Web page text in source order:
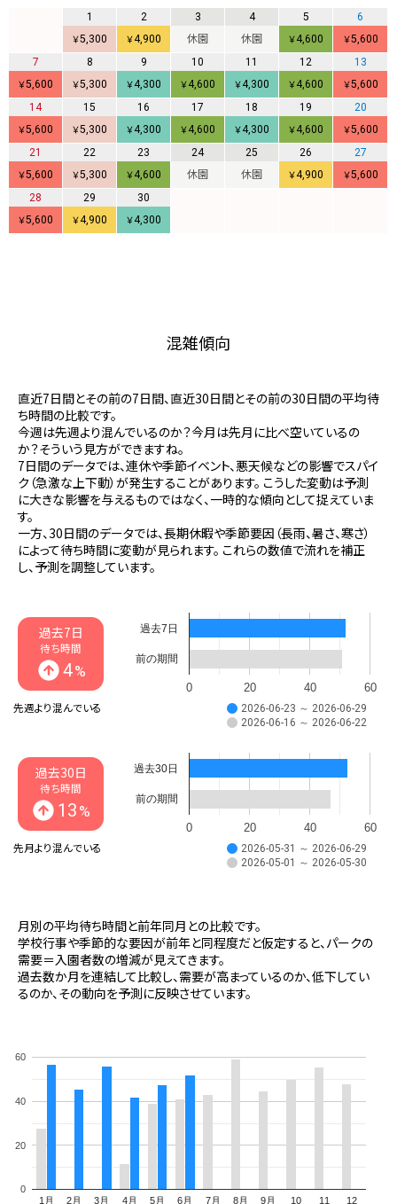
1
￥5,300
2
￥4,900
3
休園
4
休園
5
￥4,600
6
￥5,600
7
￥5,600
8
￥5,300
9
￥4,300
10
￥4,600
11
￥4,300
12
￥4,600
13
￥5,600
14
￥5,600
15
￥5,300
16
￥4,300
17
￥4,600
18
￥4,300
19
￥4,600
20
￥5,600
21
￥5,600
22
￥5,300
23
￥4,600
24
休園
25
休園
26
￥4,900
27
￥5,600
28
￥5,600
29
￥4,900
30
￥4,300
混雑傾向
直近7日間とその前の7日間、直近30日間とその前の30日間の平均待
ち時間の比較です。
今週は先週より混んでいるのか？今月は先月に比べ空いているの
か？そういう見方ができますね。
7日間のデータでは、連休や季節イベント、悪天候などの影響でスパイ
ク（急激な上下動）が発生することがあります。 こうした変動は予測
に大きな影響を与えるものではなく、一時的な傾向として捉えていま
す。
一方、30日間のデータでは、長期休暇や季節要因（長雨、暑さ、寒さ）
によって待ち時間に変動が見られます。 これらの数値で流れを補正
し、予測を調整しています。
過去7日
待ち時間
4%
先週より混んでいる
0 20 40 60
過去7日
前の期間
2026-06-23 ～ 2026-06-29
2026-06-16 ～ 2026-06-22
過去30日
待ち時間
13 %
先月より混んでいる
0 20 40 60
過去30日
前の期間
2026-05-31 ～ 2026-06-29
2026-05-01 ～ 2026-05-30
月別の平均待ち時間と前年同月との比較です。
学校行事や季節的な要因が前年と同程度だと仮定すると、パークの
需要＝入園者数の増減が見えてきます。
過去数か月を連結して比較し、需要が高まっているのか、低下してい
るのか、その動向を予測に反映させています。
1月 2月 3月 4月 5月 6月 7月 8月 9月 10 11 12
0
20
40
60